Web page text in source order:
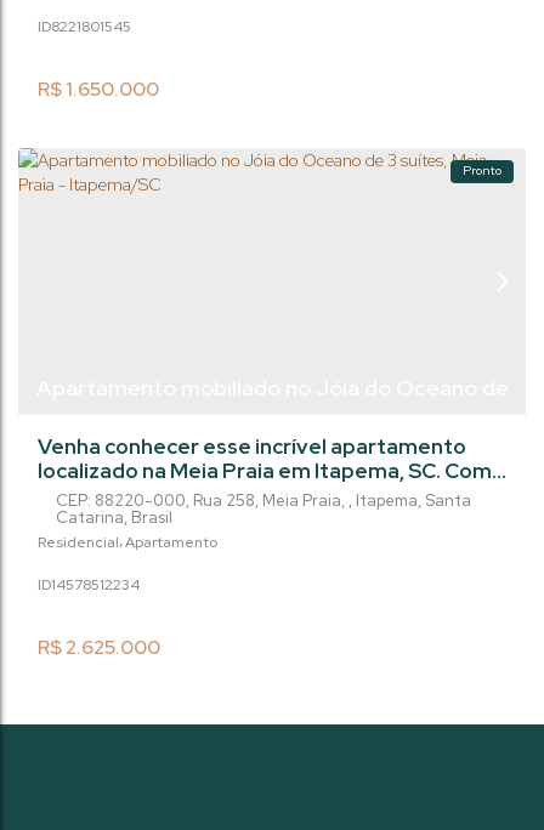
R$1.650.000
1545
822180
e uma planta bem distribuída, este
conforto e praticidade. Conta com uma mobília
Pronto
Residencial Apartamento
R$2.625.000
2234
1457851
CEP: 88220-000, Rua 258, Meia Praia , Itapema, Santa
Catarina, Brasil
Venha conhecer esse incrível apartamento
localizado na Meia Praia em Itapema, SC. Com
3 suítes e 3 vagas na garagem, esse imóvel é
perfeito para quem busca conforto e
sofisticação. Além de estar mobiliado o
banheira de hidromassagem, churrasqueira e
precisa para viver com qualidade. Não perca